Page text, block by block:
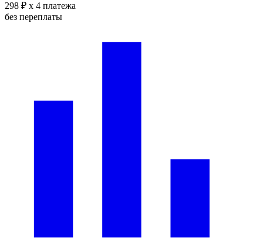
298 ₽ x 4 платежа
без переплаты